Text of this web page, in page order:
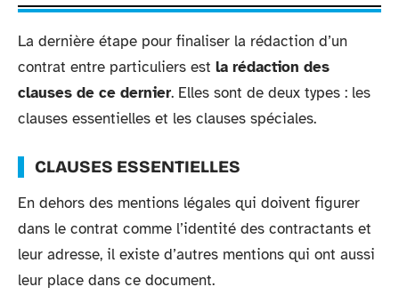
La dernière étape pour finaliser la rédaction d’un
contrat entre particuliers est la rédaction des
clauses de ce dernier. Elles sont de deux types : les
clauses essentielles et les clauses spéciales.
CLAUSES ESSENTIELLES
En dehors des mentions légales qui doivent figurer
dans le contrat comme l’identité des contractants et
leur adresse, il existe d’autres mentions qui ont aussi
leur place dans ce document.